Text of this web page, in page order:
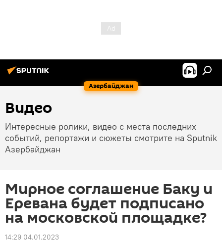
Азербайджан
Видео
Интересные ролики, видео с места последних
событий, репортажи и сюжеты смотрите на Sputnik
Азербайджан
Мирное соглашение Баку и
Еревана будет подписано
на московской площадке?
14:29 04.01.2023